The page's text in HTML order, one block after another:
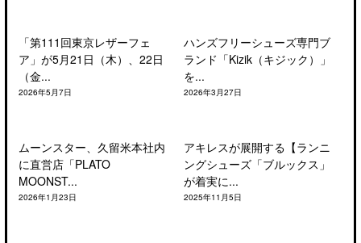
「第111回東京レザーフェ
ア」が5月21日（木）、22日
（金...
2026年5月7日
ハンズフリーシューズ専門ブ
ランド「Kizik（キジック）」
を...
2026年3月27日
ムーンスター、久留米本社内
に直営店「PLATO
MOONST...
2026年1月23日
アキレスが展開する【ランニ
ングシューズ「ブルックス」
が着実に...
2025年11月5日